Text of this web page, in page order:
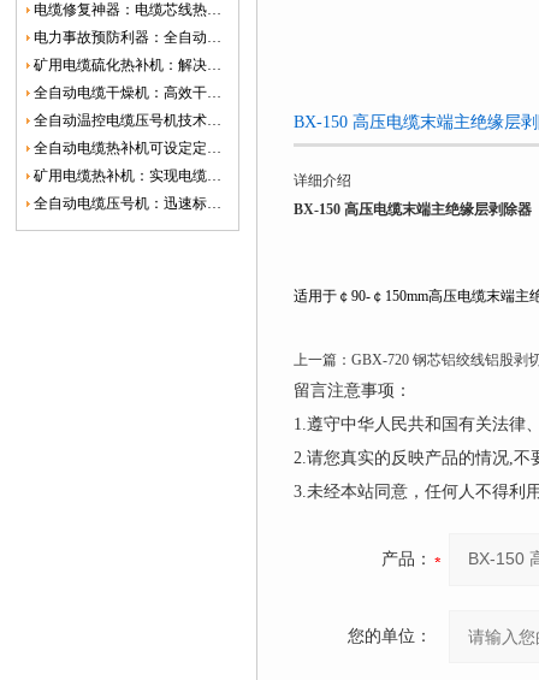
电缆修复神器：电缆芯线热补机如何保障电网安全？
电力事故预防利器：全自动控温电缆热补机
矿用电缆硫化热补机：解决矿山电缆故障的新选择
全自动电缆干燥机：高效干燥，电缆质量
全自动温控电缆压号机技术革新：数字化标识的新趋势
全自动电缆热补机可设定定时功能，实现自动化热补
矿用电缆热补机：实现电缆故障修复的高效装置
全自动电缆压号机：迅速标识电缆的利器
BX-150 高压电缆末端主绝缘层
详细介绍
BX-150 高压电缆末端主绝缘层剥除器
适用于￠90-￠150mm高压电缆末端
上一篇： GBX-720 钢芯铝绞线铝股剥
留言注意事项：
1.遵守中华人民共和国有关法律
2.请您真实的反映产品的情况,
3.未经本站同意，任何人不得利
产品：
您的单位：